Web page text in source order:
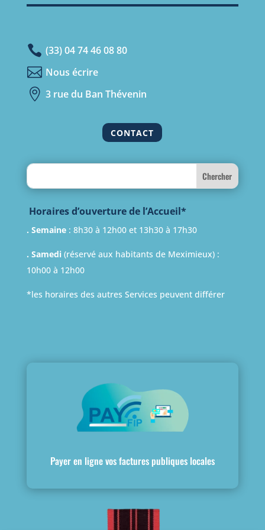
 (33) 04 74 46 08 80
 Nous écrire
 3 rue du Ban Thévenin
CONTACT
Search
Horaires d’ouverture de l’Accueil*
. Semaine: 8h30 à 12h00 et 13h30 à 17h30
. Samedi(réservé aux habitants de Meximieux) :
10h00 à 12h00
*les horaires des autres Services peuvent différer
Payer en ligne vos factures publiques locales